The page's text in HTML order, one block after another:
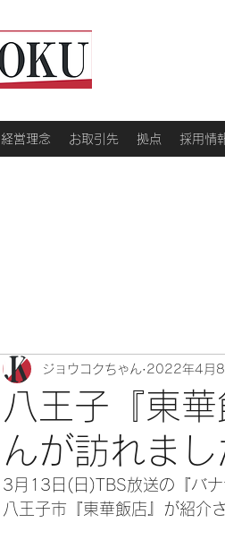
経営理念 お取引先 拠点 採用情
八王子『東
んが訪れまし
ジョウコクちゃん 2022年4月8
3月13日(日)TBS放送の『バ
八王子市『東華飯店』が紹介